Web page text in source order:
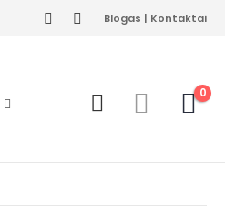
Blogas | Kontaktai
0